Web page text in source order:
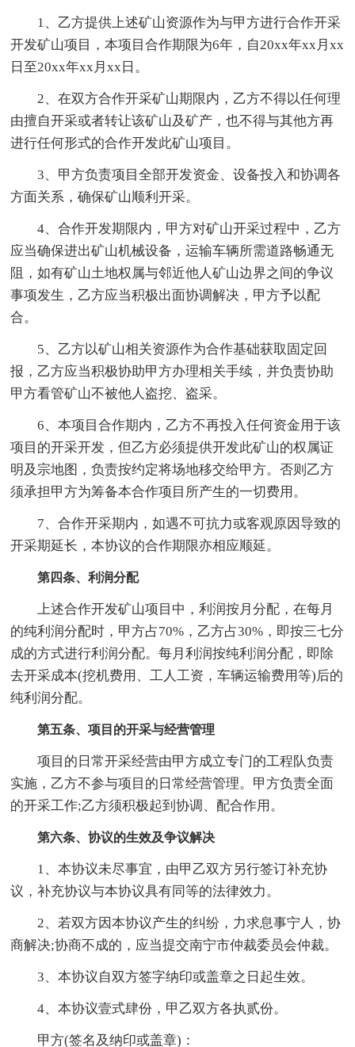
1、乙方提供上述矿山资源作为与甲方进行合作开采
开发矿山项目，本项目合作期限为6年，自20xx年xx月xx
日至20xx年xx月xx日。
2、在双方合作开采矿山期限内，乙方不得以任何理
由擅自开采或者转让该矿山及矿产，也不得与其他方再
进行任何形式的合作开发此矿山项目。
3、甲方负责项目全部开发资金、设备投入和协调各
方面关系，确保矿山顺利开采。
4、合作开发期限内，甲方对矿山开采过程中，乙方
应当确保进出矿山机械设备，运输车辆所需道路畅通无
阻，如有矿山土地权属与邻近他人矿山边界之间的争议
事项发生，乙方应当积极出面协调解决，甲方予以配
合。
5、乙方以矿山相关资源作为合作基础获取固定回
报，乙方应当积极协助甲方办理相关手续，并负责协助
甲方看管矿山不被他人盗挖、盗采。
6、本项目合作期内，乙方不再投入任何资金用于该
项目的开采开发，但乙方必须提供开发此矿山的权属证
明及宗地图，负责按约定将场地移交给甲方。否则乙方
须承担甲方为筹备本合作项目所产生的一切费用。
7、合作开采期内，如遇不可抗力或客观原因导致的
开采期延长，本协议的合作期限亦相应顺延。
第四条、利润分配
上述合作开发矿山项目中，利润按月分配，在每月
的纯利润分配时，甲方占70%，乙方占30%，即按三七分
成的方式进行利润分配。每月利润按纯利润分配，即除
去开采成本(挖机费用、工人工资，车辆运输费用等)后的
纯利润分配。
第五条、项目的开采与经营管理
项目的日常开采经营由甲方成立专门的工程队负责
实施，乙方不参与项目的日常经营管理。甲方负责全面
的开采工作;乙方须积极起到协调、配合作用。
第六条、协议的生效及争议解决
1、本协议未尽事宜，由甲乙双方另行签订补充协
议，补充协议与本协议具有同等的法律效力。
2、若双方因本协议产生的纠纷，力求息事宁人，协
商解决;协商不成的，应当提交南宁市仲裁委员会仲裁。
3、本协议自双方签字纳印或盖章之日起生效。
4、本协议壹式肆份，甲乙双方各执贰份。
甲方(签名及纳印或盖章)：